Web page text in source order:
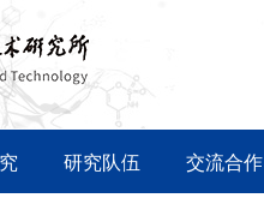
研究队伍 交流合作